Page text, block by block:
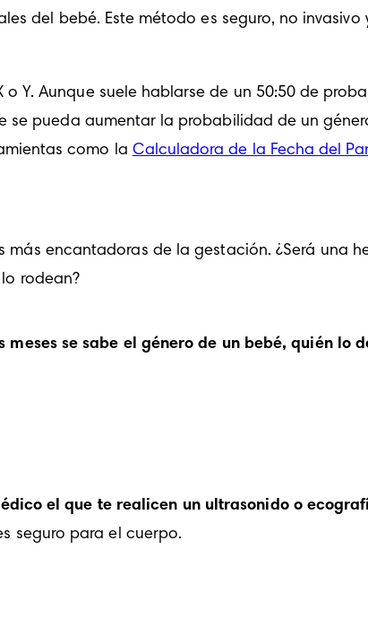
del bebé. Este método es seguro, no invasivo
Y. Aunque suele hablarse de un 50:50 de
se pueda aumentar la probabilidad de un
como la Calculadora de la Fecha del
encantadoras de la gestación. ¿Será una
rodean?
meses se sabe el género de un bebé, quién lo
el que te realicen un ultrasonido o
seguro para el cuerpo.